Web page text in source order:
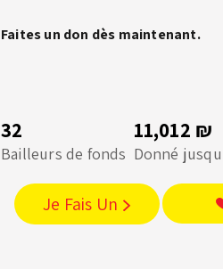
Faites un don dès maintenant.
32
Bailleurs de fonds
11,012 ₪
Donné
Je Fais Un